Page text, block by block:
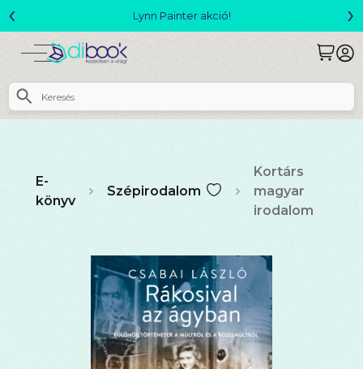
Megjelent! L. J. Shen: Legvadabb álmaimban szeretlek
‹ ›
E-
könyv
Szépirodalom
Kortárs
magyar
irodalom